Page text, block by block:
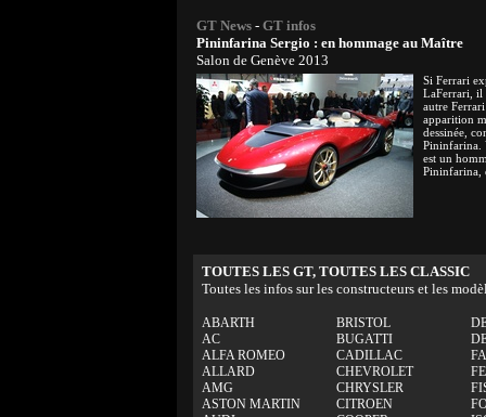
GT News - GT infos
Pininfarina Sergio : en hommage au Maître
Salon de Genève 2013
Si Ferrari
LaFerrari, il
autre
apparition
dessinée,
Pininfarina.
est un
Pininfarina,
TOUTES LES GT, TOUTES LES CLASSIC
Toutes les infos sur les constructeurs et les
ABARTH
AC
ALFA ROMEO
ALLARD
AMG
ASTON MARTIN
BRISTOL
BUGATTI
CADILLAC
CHEVROLET
CHRYSLER
CITROEN